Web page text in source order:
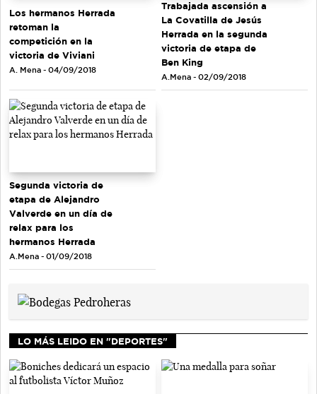
Los hermanos Herrada
retoman la
competición en la
victoria de Viviani
A. Mena - 04/09/2018
Trabajada ascensión a
La Covatilla de Jesús
Herrada en la segunda
victoria de etapa de
Ben King
A.Mena - 02/09/2018
Segunda victoria de
etapa de Alejandro
Valverde en un día de
relax para los
hermanos Herrada
A.Mena - 01/09/2018
LO MÁS LEIDO EN "DEPORTES"